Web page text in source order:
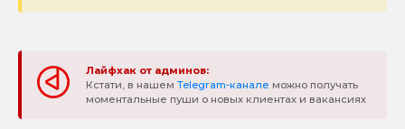
Лайфхак от админов:
Кстати, в нашем Telegram-канале можно получать
моментальные пуши о новых клиентах и вакансиях